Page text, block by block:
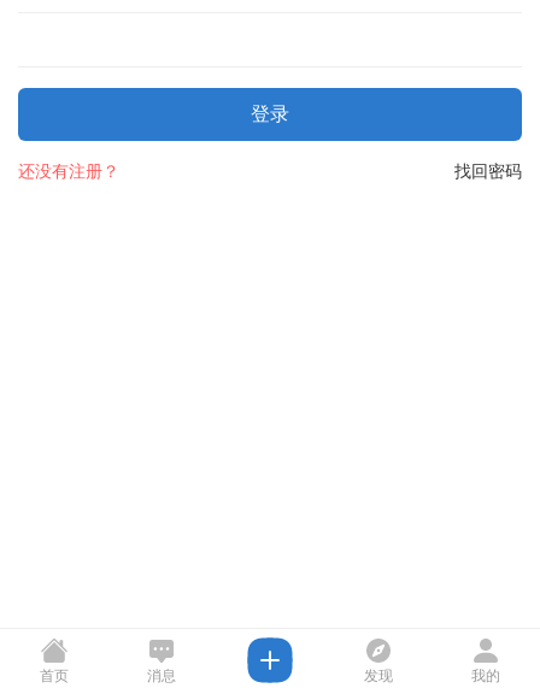
登录
找回密码
还没有注册？
首页 消息 发现 我的